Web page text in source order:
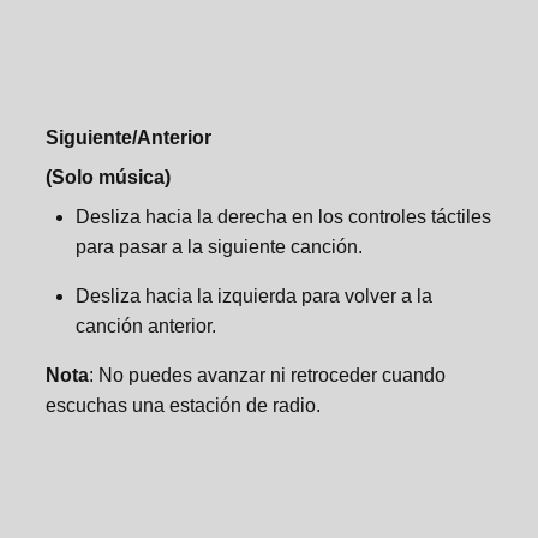
Siguiente/Anterior
(Solo música)
Desliza hacia la derecha en los controles táctiles
para pasar a la siguiente canción.
Desliza hacia la izquierda para volver a la
canción anterior.
Nota: No puedes avanzar ni retroceder cuando
escuchas una estación de radio.